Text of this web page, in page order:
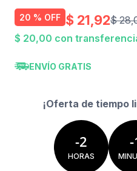
20 % OFF $ 21,92$
$ 20,00 con
ENVÍO GRATIS
¡Oferta de tiempo
-2
HORAS
-